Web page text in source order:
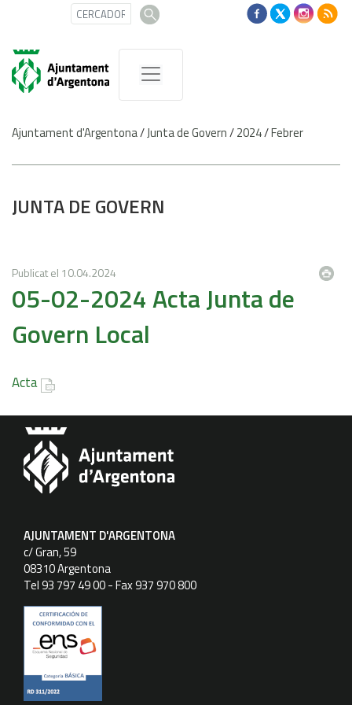
Ajuntament d'Argentona/Junta de Govern/2024/Febrer
JUNTA DE GOVERN
Publicat el 10.04.2024
05-02-2024 Acta Junta de
Govern Local
Acta
AJUNTAMENT D'ARGENTONA
c/ Gran, 59
08310 Argentona
Tel 93 797 49 00 - Fax 937 970 800